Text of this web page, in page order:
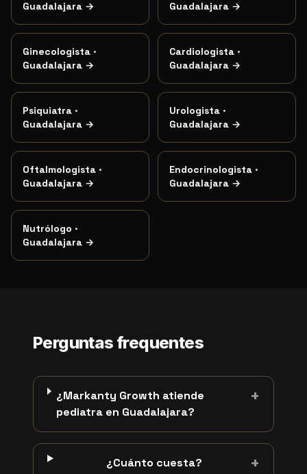
Guadalajara → Guadalajara →
Ginecologista ·
Guadalajara →
Cardiologista ·
Guadalajara →
Psiquiatra ·
Guadalajara →
Urologista ·
Guadalajara →
Oftalmologista ·
Guadalajara →
Endocrinologista ·
Guadalajara →
Nutrólogo ·
Guadalajara →
Perguntas frequentes
¿Markanty Growth atiende
pediatra en Guadalajara?
+
¿Cuánto cuesta? +